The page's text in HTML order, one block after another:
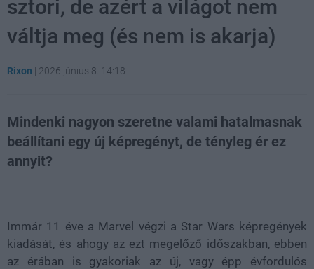
sztori, de azért a világot nem
váltja meg (és nem is akarja)
Rixon | 2026 június 8. 14:18
Mindenki nagyon szeretne valami hatalmasnak
beállítani egy új képregényt, de tényleg ér ez
annyit?
Immár 11 éve a Marvel végzi a Star Wars képregények
kiadását, és ahogy az ezt megelőző időszakban, ebben
az érában is gyakoriak az új, vagy épp évfordulós